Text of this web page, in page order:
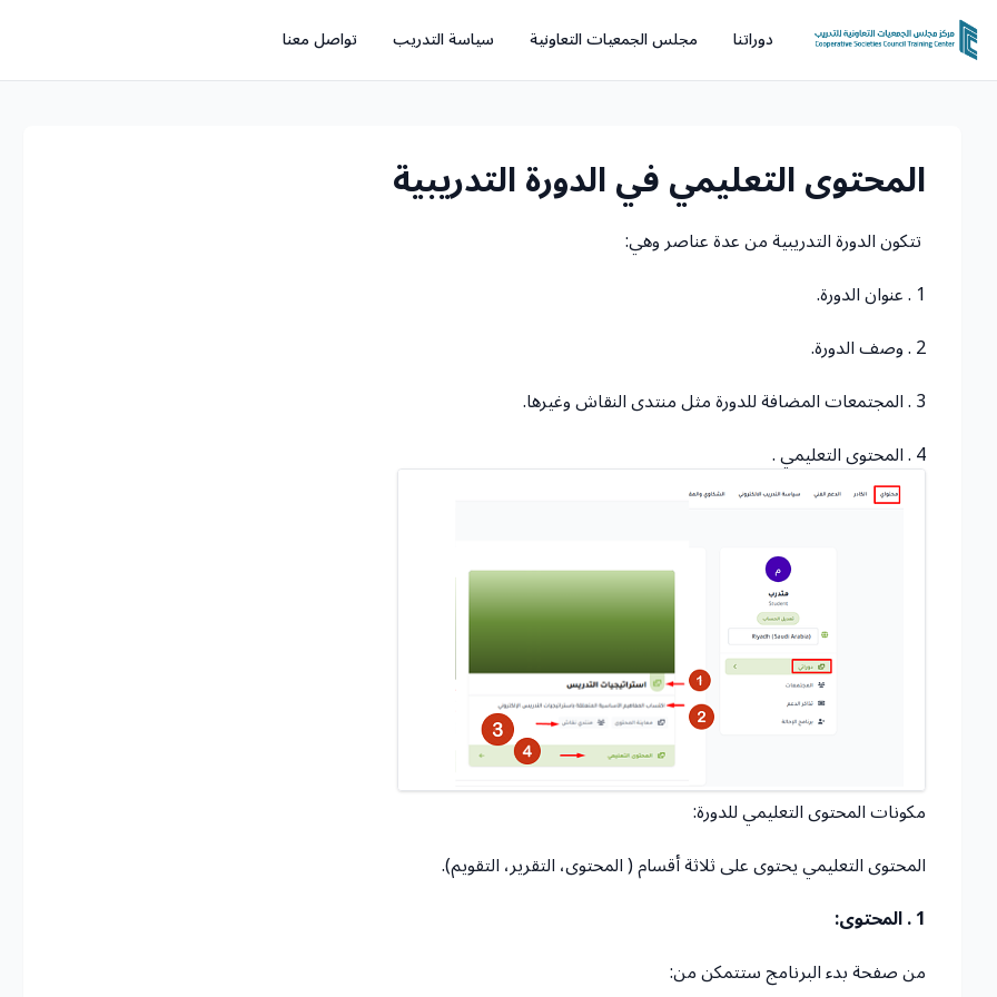
دوراتنا مجلس الجمعيات التعاونية سياسة التدريب تواصل معنا
المحتوى التعليمي في الدورة التدريبية
تتكون الدورة التدريبية من عدة عناصر وهي:
1 . عنوان الدورة.
2 . وصف الدورة.
3 . المجتمعات المضافة للدورة مثل منتدى النقاش وغيرها.
4 . المحتوى التعليمي .
مكونات المحتوى التعليمي للدورة:
المحتوى التعليمي يحتوى على ثلاثة أقسام ( المحتوى، التقرير، التقويم).
1 . المحتوى:
من صفحة بدء البرنامج ستتمكن من: